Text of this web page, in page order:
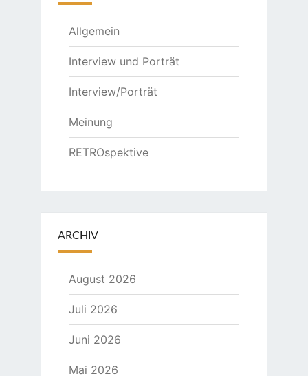
Allgemein
Interview und Porträt
Interview/Porträt
Meinung
RETROspektive
ARCHIV
August 2026
Juli 2026
Juni 2026
Mai 2026